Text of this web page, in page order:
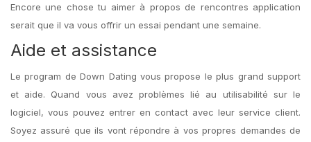
Encore une chose tu aimer à propos de rencontres application
serait que il va vous offrir un essai pendant une semaine.
Aide et assistance
Le program de Down Dating vous propose le plus grand support
et aide. Quand vous avez problèmes lié au utilisabilité sur le
logiciel, vous pouvez entrer en contact avec leur service client.
Soyez assuré que ils vont répondre à vos propres demandes de